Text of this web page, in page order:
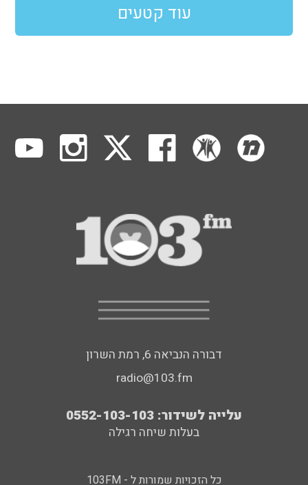
עוד קטעים
דבורה הנביאה 6, רמת השרון
radio@103.fm
עלייה לשידור: 0552-103-103
בעלות שיחה רגילה
כל הזכויות שמורות ל - 103FM